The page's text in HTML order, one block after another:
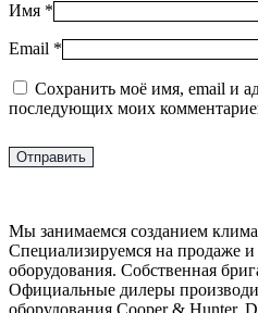
Имя *
Email *
Сохранить моё имя, email и
последующих моих
Мы занимаемся созданием
Специализируемся на продаже
оборудования. Собственная
Официальные дилеры